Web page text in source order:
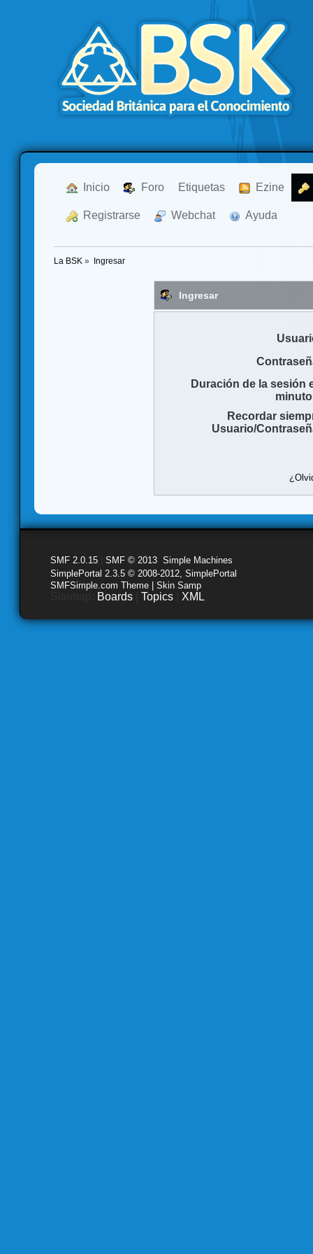
Inicio Foro Etiquetas Ezine
Registrarse Webchat Ayuda
La BSK » Ingresar
Ingresar
Duración de la sesión
Recordar
Usuario/
SMF 2.0.15 SMF © 2013 Simple Machines
SimplePortal 2.3.5 © 2008-2012, SimplePortal
SMFSimple.com Theme | Skin Samp
Boards Topics XML